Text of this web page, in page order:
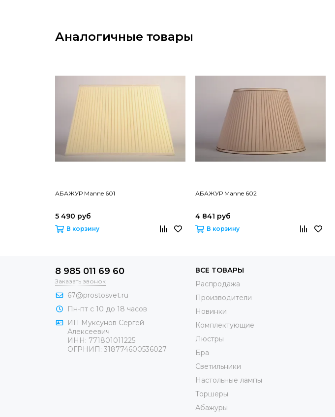
Аналогичные товары
АБАЖУР Manne 601
5 490 руб
В корзину
АБАЖУР Manne 602
4 841 руб
В корзину
8 985 011 69 60
Заказать звонок
67@prostosvet.ru
Пн-пт с 10 до 18 часов
ИП Муксунов Сергей
Алексеевич
ИНН: 771801011225
ОГРНИП: 318774600536027
ВСЕ ТОВАРЫ
Распродажа
Производители
Новинки
Комплектующие
Люстры
Бра
Светильники
Настольные лампы
Торшеры
Абажуры